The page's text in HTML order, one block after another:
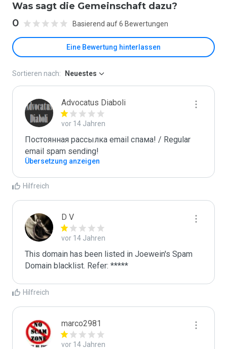
Was sagt die Gemeinschaft dazu?
0 Basierend auf 6 Bewertungen
Eine Bewertung hinterlassen
Sortieren nach: Neuestes
Advocatus Diaboli
vor 14 Jahren
Постоянная рассылка email спама! / Regular
email spam sending!
Übersetzung anzeigen
Hilfreich
D V
vor 14 Jahren
This domain has been listed in Joewein's Spam
Domain blacklist. Refer: *****
Hilfreich
marco2981
vor 14 Jahren